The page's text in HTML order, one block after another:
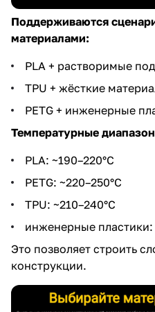
Поддерживаются
материалами:
PLA + растворимые
TPU + жёсткие
PETG + инженерные
Температурные
PLA: ~190–220°C
PETG: ~220–250°C
TPU: ~210–240°C
инженерные пластики:
Это позволяет строить
конструкции.